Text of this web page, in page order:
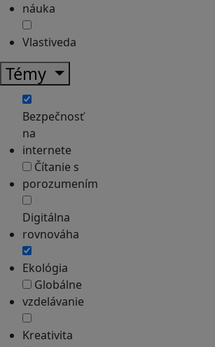
náuka
Vlastiveda
Témy
Bezpečnosť
na
internete
Čítanie s
porozumením
Digitálna
rovnováha
Ekológia
Globálne
vzdelávanie
Kreativita